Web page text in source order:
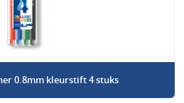
0.8mm kleurstift 4 stuks